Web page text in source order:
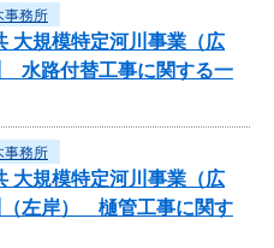
事務所
規模特定河川事業（広
路付替工事に関する一
事務所
規模特定河川事業（広
左岸） 樋管工事に関す